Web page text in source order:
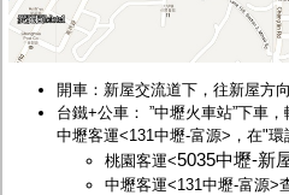
開車：新屋交流道下，往新屋方
台鐵+公車： ”中壢火車站”下車
中壢客運<131中壢-富源>，在"
桃園客運<5035中壢-新
中壢客運<131中壢-富源>